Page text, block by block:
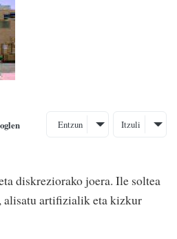
Entzun Itzuli
diskreziorako joera. Ile soltea
alisatu artifizialik eta kizkur